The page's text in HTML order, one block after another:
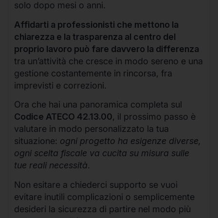
solo dopo mesi o anni.
Affidarti a professionisti che mettono la
chiarezza e la trasparenza al centro del
proprio lavoro può fare davvero la differenza
tra un’attività che cresce in modo sereno e una
gestione costantemente in rincorsa, fra
imprevisti e correzioni.
Ora che hai una panoramica completa sul
Codice ATECO 42.13.00, il prossimo passo è
valutare in modo personalizzato la tua
situazione: ogni progetto ha esigenze diverse,
ogni scelta fiscale va cucita su misura sulle
tue reali necessità.
Non esitare a chiederci supporto se vuoi
evitare inutili complicazioni o semplicemente
desideri la sicurezza di partire nel modo più